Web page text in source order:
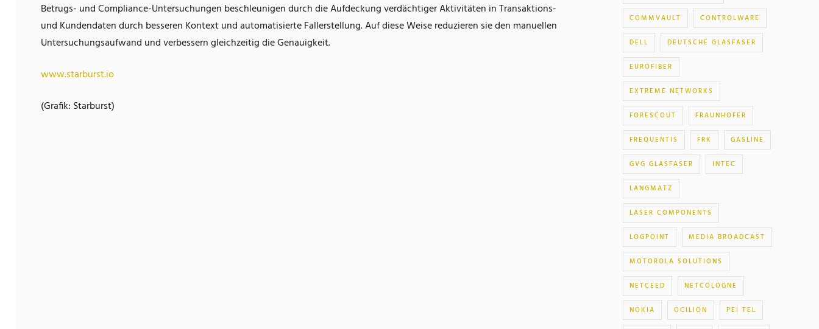
COMMVAULT CONTROLWARE
DELL DEUTSCHE GLASFASER
EUROFIBER
EXTREME NETWORKS
FORESCOUT FRAUNHOFER
FREQUENTIS FRK GASLINE
GVG GLASFASER INTEC
LANGMATZ
LASER COMPONENTS
LOGPOINT MEDIA BROADCAST
MOTOROLA SOLUTIONS
NETCEED NETCOLOGNE
NOKIA OCILION PEI TEL
Betrugs- und Compliance-Untersuchungen beschleunigen durch die Aufdeckung verdächtiger Aktivitäten in Transaktions-
und Kundendaten durch besseren Kontext und automatisierte Fallerstellung. Auf diese Weise reduzieren sie den manuellen
Untersuchungsaufwand und verbessern gleichzeitig die Genauigkeit.
www.starburst.io
(Grafik: Starburst)